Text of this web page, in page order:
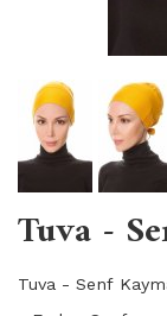
Tuva -
Tuva - Senf